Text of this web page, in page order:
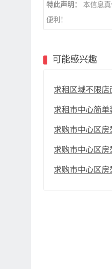
特此声明：
本信息
便利！
可能感兴趣
求租区域不限店
求租市中心简
求购市中心区
求购市中心区
求购市中心区房